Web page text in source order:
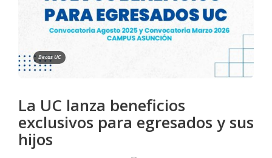
Becas UC
La UC lanza beneficios
exclusivos para egresados y sus
hijos